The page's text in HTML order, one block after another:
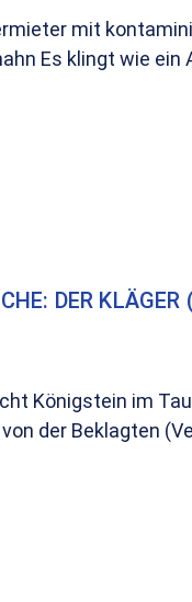
mit
Es klingt wie
DER
Königstein im
der Beklagten